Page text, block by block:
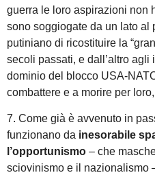
guerra le loro aspirazioni non
sono soggiogate da un lato al
putiniano di ricostituire la
secoli passati, e dall’altro agli
dominio del blocco USA-
combattere e a morire per
7. Come già è avvenuto in
funzionano da inesorabile
l’opportunismo – che
sciovinismo e il nazionalismo